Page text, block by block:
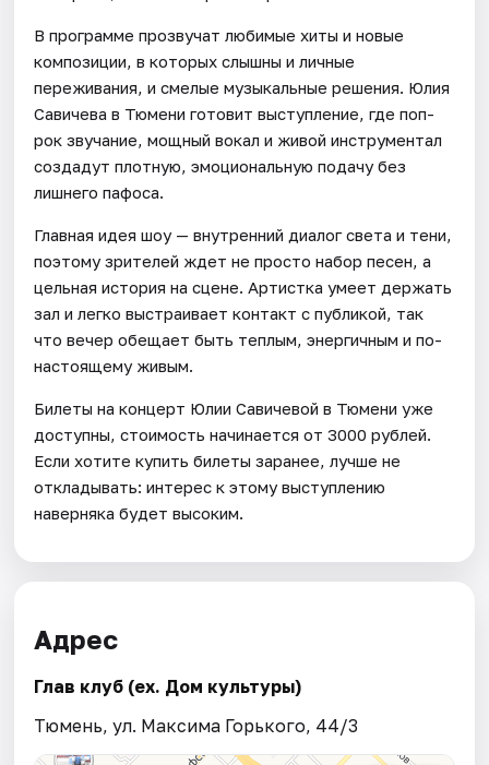
В программе прозвучат любимые хиты и новые
композиции, в которых слышны и личные
переживания, и смелые музыкальные решения. Юлия
Савичева в Тюмени готовит выступление, где поп-
рок звучание, мощный вокал и живой инструментал
создадут плотную, эмоциональную подачу без
лишнего пафоса.
Главная идея шоу — внутренний диалог света и тени,
поэтому зрителей ждет не просто набор песен, а
цельная история на сцене. Артистка умеет держать
зал и легко выстраивает контакт с публикой, так
что вечер обещает быть теплым, энергичным и по-
настоящему живым.
Билеты на концерт Юлии Савичевой в Тюмени уже
доступны, стоимость начинается от 3000 рублей.
Если хотите купить билеты заранее, лучше не
откладывать: интерес к этому выступлению
наверняка будет высоким.
Адрес
Глав клуб (ex. Дом культуры)
Тюмень, ул. Максима Горького, 44/3